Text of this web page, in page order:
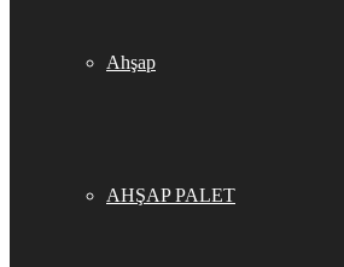
Ahşap
AHŞAP PALET